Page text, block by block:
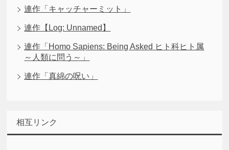
連作「キャッチャーミット」
連作【Log: Unnamed】
連作「Homo Sapiens: Being Asked ヒト科ヒト属
～人類に問う～」
連作「真綿の呪い」
相互リンク